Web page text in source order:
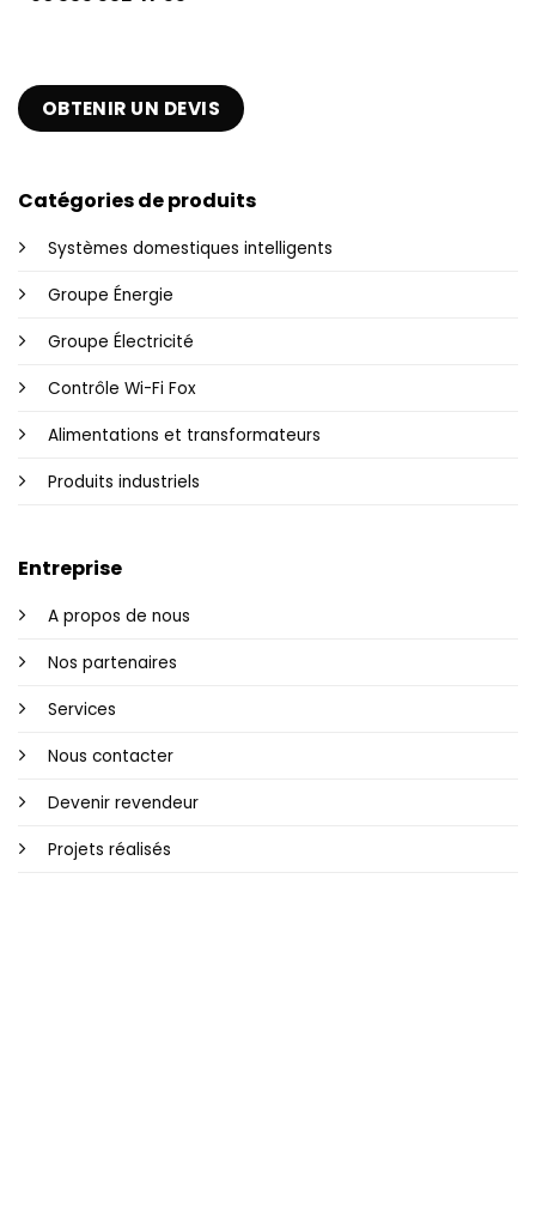
OBTENIR UN DEVIS
Catégories de produits
Systèmes domestiques intelligents
Groupe Énergie
Groupe Électricité
Contrôle Wi-Fi Fox
Alimentations et transformateurs
Produits industriels
Entreprise
A propos de nous
Nos partenaires
Services
Nous contacter
Devenir revendeur
Projets réalisés